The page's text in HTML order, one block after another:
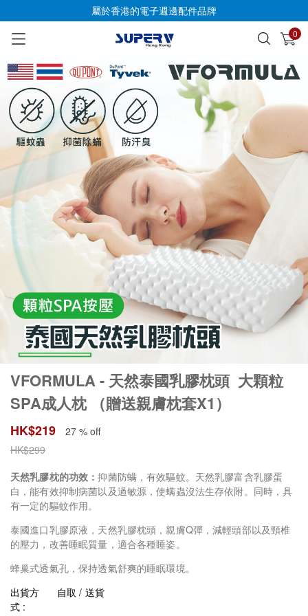
屬於香港的電子週邊配件品牌
0
已加入購物車 查看
VFORMULA - 天然泰國乳膠枕頭 大顆粒
SPA成人枕 （贈送親膚枕套X1）
HK$219
27 % off
HK$299
天然乳膠枕的功效：抑菌防螨，有效驅蚊。天然乳膠富含乳膠蛋
白，能有效抑制病菌以及過敏源，使螨蟲沒法生存依附。同時，具
有一定的驅蚊作用。
泰國進口乳膠原液，天然乳膠枕頭，親膚Q彈，減輕頭部以及頸椎
的壓力，改善睡眠質量，適合各種睡姿。
蜂巢式透氣孔，保持透氣舒爽的睡眠環境。
出貨方
式 :
自取 / 送貨